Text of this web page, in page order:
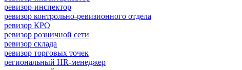
ревизор-инспектор
ревизор контрольно-ревизионного отдела
ревизор КРО
ревизор розничной сети
ревизор склада
ревизор торговых точек
региональный HR-менеджер